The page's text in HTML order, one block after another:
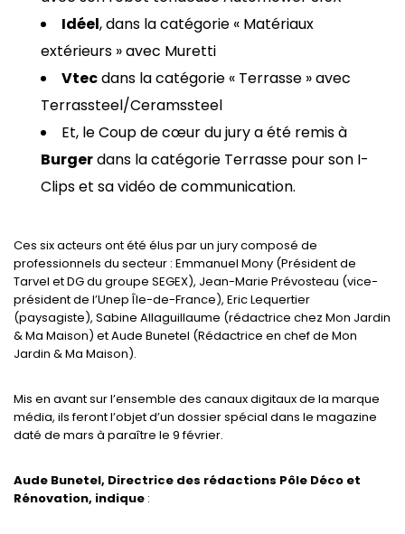
Idéel, dans la catégorie « Matériaux
extérieurs » avec Muretti
Vtecdans la catégorie « Terrasse » avec
Terrassteel/Ceramssteel
Et, le Coup de cœur du jury a été remis à
Burgerdans la catégorie Terrasse pour son I-
Clips et sa vidéo de communication.
Ces six acteurs ont été élus par un jury composé de
professionnels du secteur : Emmanuel Mony (Président de
Tarvel et DG du groupe SEGEX), Jean-Marie Prévosteau (vice-
président de l’Unep Île-de-France), Eric Lequertier
(paysagiste), Sabine Allaguillaume (rédactrice chez Mon Jardin
& Ma Maison) et Aude Bunetel (Rédactrice en chef de Mon
Jardin & Ma Maison).
Mis en avant sur l’ensemble des canaux digitaux de la marque
média, ils feront l’objet d’un dossier spécial dans le magazine
daté de mars à paraître le 9 février.
Aude Bunetel, Directrice des rédactions Pôle Déco et
Rénovation, indique :